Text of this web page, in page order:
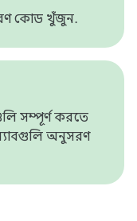
কোড খুঁজুন.
সম্পূর্ণ করতে
অনুসরণ